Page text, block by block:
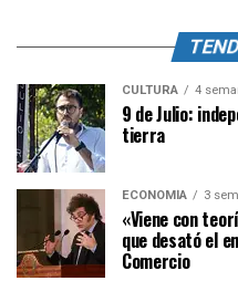
CULTURA 4
9 de Julio:
tierra
ECONOMÍA 3
«Viene con
que desató el
Comercio